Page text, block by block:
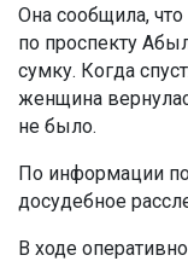
Она сообщила,
по проспекту
сумку. Когда
женщина
не было.
По информации
досудебное
В ходе